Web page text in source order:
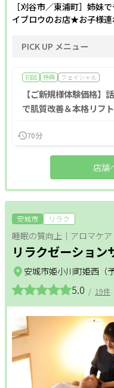
［刈谷市／東浦町］姉妹
イブロウのお店★お子様連
PICK UP メニュー
初回 特典 フェイシャル
【ご新規様体験価格】
で肌質改善＆本格リフ
70分
店舗
安城市 リラク
睡眠の質向上｜アロマケ
リラクゼーション
5.0 / 19件
安城市姫小川町姫西（
角質・ピーリング
二の腕・ハミ肉
肩・背中・腰
アロマ・リンパ
インナーケア
姿勢改善
オールハンド
整体
条件
ポイント利用OK 割引あ
現金払いのみ
キャッシ
24H営業
成人式